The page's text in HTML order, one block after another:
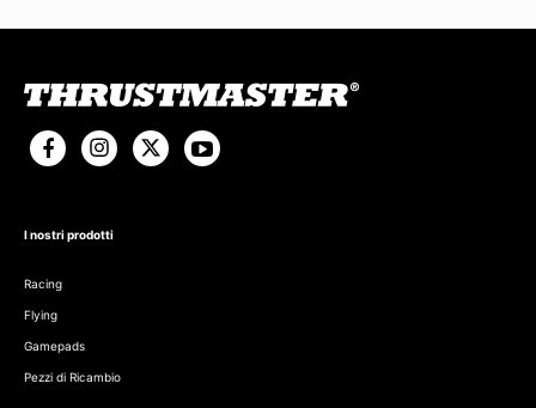
I nostri prodotti
Racing
Flying
Gamepads
Pezzi di Ricambio